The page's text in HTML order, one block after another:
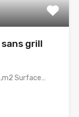
grill
Surface…